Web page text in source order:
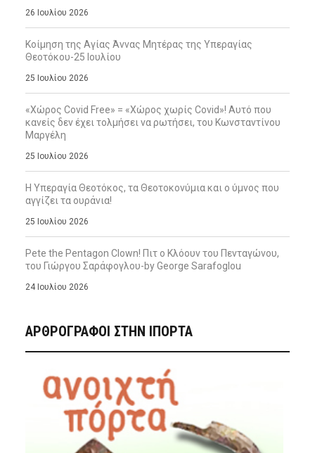
26 Ιουλίου 2026
Κοίμηση της Αγίας Άννας Μητέρας της Υπεραγίας
Θεοτόκου-25 Ιουλίου
25 Ιουλίου 2026
«Χώρος Covid Free» = «Χώρος χωρίς Covid»! Αυτό που
κανείς δεν έχει τολμήσει να ρωτήσει, του Κωνσταντίνου
Μαργέλη
25 Ιουλίου 2026
Η Υπεραγία Θεοτόκος, τα Θεοτοκονύμια και ο ύμνος που
αγγίζει τα ουράνια!
25 Ιουλίου 2026
Pete the Pentagon Clown! Πιτ ο Κλόουν του Πενταγώνου,
του Γιώργου Σαράφογλου-by George Sarafoglou
24 Ιουλίου 2026
ΑΡΘΡΟΓΡΑΦΟΙ ΣΤΗΝ IΠΟΡΤΑ